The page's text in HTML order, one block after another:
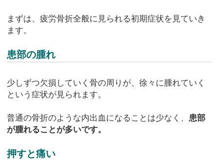
まずは、疲労骨折全般に見られる初期症状を見ていき
ます。
患部の腫れ
少しずつ欠損していく骨の周りが、徐々に腫れていく
という症状が見られます。
普通の骨折のような内出血になることは少なく、 患部
が腫れることが多いです。
押すと痛い